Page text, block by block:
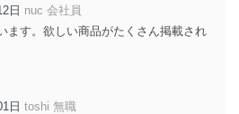
に伴う漏洩等の防止
個人データの含まれるファイルを
トシステムの継続的改善
日 nuc 会社員
ます。欲しい商品がたくさん掲載され
日 toshi 無職